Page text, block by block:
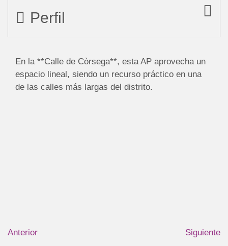
Perfil
En la **Calle de Còrsega**, esta AP aprovecha un
espacio lineal, siendo un recurso práctico en una
de las calles más largas del distrito.
Anterior Siguiente